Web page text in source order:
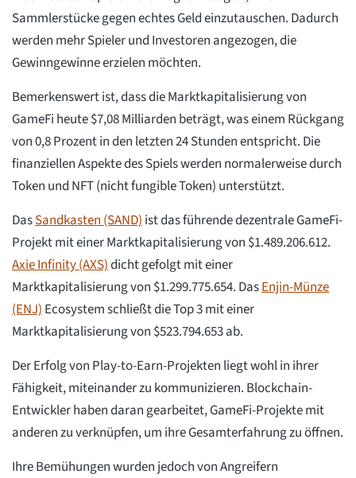
Sammlerstücke gegen echtes Geld einzutauschen. Dadurch
werden mehr Spieler und Investoren angezogen, die
Gewinngewinne erzielen möchten.
Bemerkenswert ist, dass die Marktkapitalisierung von
GameFi heute $7,08 Milliarden beträgt, was einem Rückgang
von 0,8 Prozent in den letzten 24 Stunden entspricht. Die
finanziellen Aspekte des Spiels werden normalerweise durch
Token und NFT (nicht fungible Token) unterstützt.
DasSandkasten (SAND)ist das führende dezentrale GameFi-
Projekt mit einer Marktkapitalisierung von $1.489.206.612.
Axie Infinity (AXS)dicht gefolgt mit einer
Marktkapitalisierung von $1.299.775.654. DasEnjin-Münze
(ENJ)Ecosystem schließt die Top 3 mit einer
Marktkapitalisierung von $523.794.653 ab.
Der Erfolg von Play-to-Earn-Projekten liegt wohl in ihrer
Fähigkeit, miteinander zu kommunizieren. Blockchain-
Entwickler haben daran gearbeitet, GameFi-Projekte mit
anderen zu verknüpfen, um ihre Gesamterfahrung zu öffnen.
Ihre Bemühungen wurden jedoch von Angreifern